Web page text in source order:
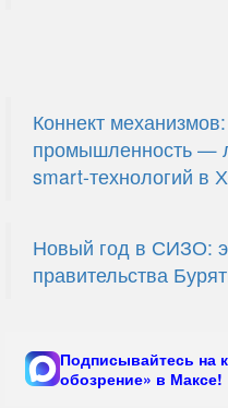
Коннект
промышленность —
smart-технологий в
Новый год в СИЗО:
правительства
Подписывайтесь на
обозрение» в Максе!